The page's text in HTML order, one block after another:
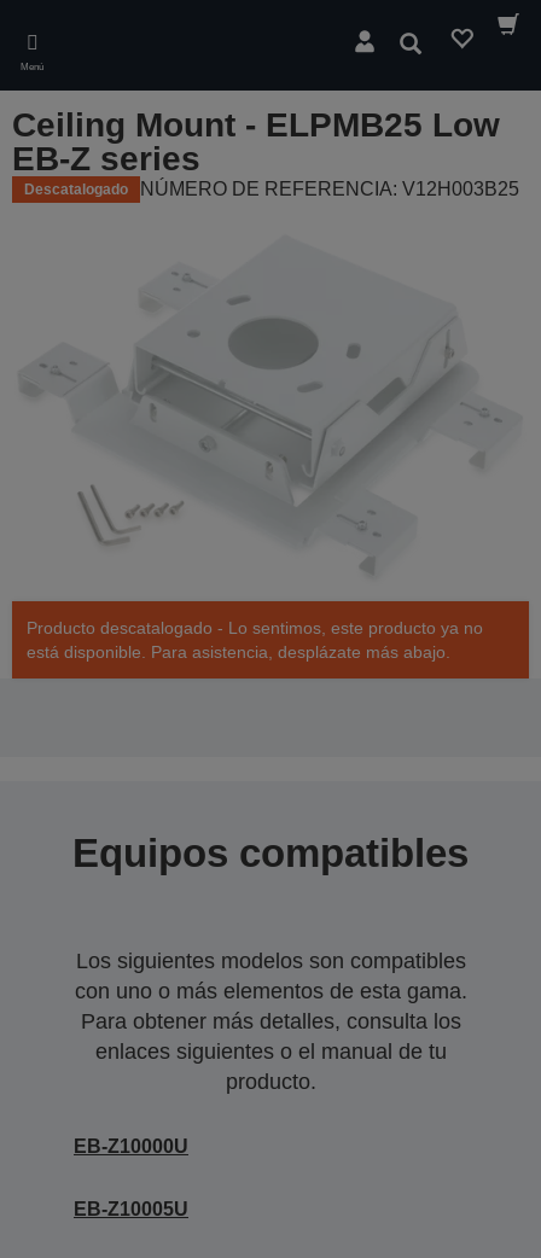
main
content
Menú
Buscar
Ceiling Mount - ELPMB25 Low
EB-Z series
Descatalogado NÚMERO DE REFERENCIA: V12H003B25
Producto descatalogado - Lo sentimos, este producto ya no
está disponible. Para asistencia, desplázate más abajo.
Equipos compatibles
Los siguientes modelos son compatibles
con uno o más elementos de esta gama.
Para obtener más detalles, consulta los
enlaces siguientes o el manual de tu
producto.
EB-Z10000U
EB-Z10005U